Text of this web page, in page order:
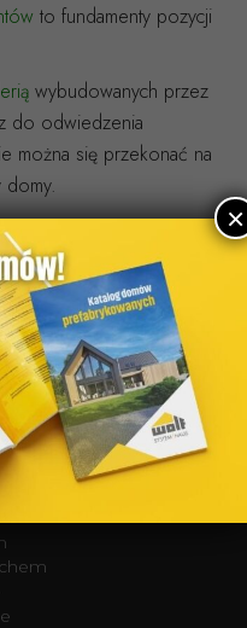
to fundamenty pozycji
wybudowanych przez
do odwiedzenia
można się przekonać na
domy.
×